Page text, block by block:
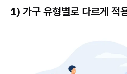
1) 가구 유형별로 다르게 적